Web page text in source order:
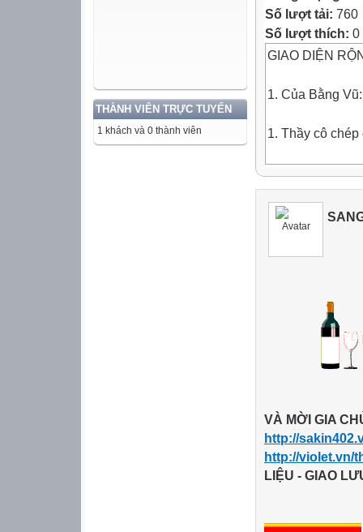
THÀNH VIÊN TRỰC TUYẾN
1 khách và 0 thành viên
Số lượt tải: 760
Số lượt thích: 0
GIAO DIỆN
1. Của Bằng Vũ:
1. Thầy cô
Chú ý : banner
width="990px "
Nội dung dưới
bottom;border:
.comments
dashed
10px 10px
.comments
VÀ MỜI GIA
http://
http://violet.vn/
LIỆU - GIAO